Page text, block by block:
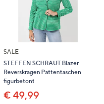
SALE
STEFFEN SCHRAUT Blazer
Reverskragen Pattentaschen
figurbetont
€ 49,99